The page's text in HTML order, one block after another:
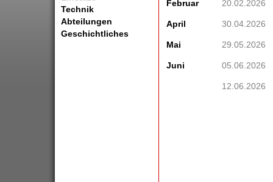
Technik
Abteilungen
Geschichtliches
Februar 20.02.2026
April 30.04.2026
Mai 29.05.2026
Juni 05.06.2026
12.06.2026